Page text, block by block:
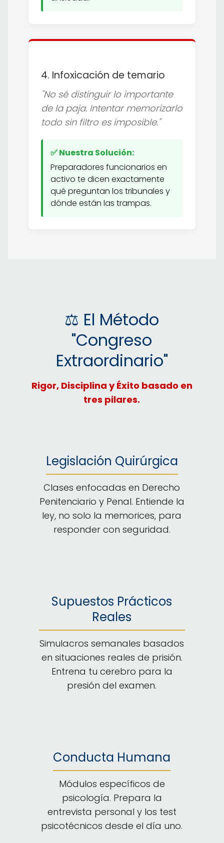
4. Infoxicación de temario
"No sé distinguir lo importante
de la paja. Intentar memorizarlo
todo sin filtro es imposible."
✅ Nuestra Solución:
Preparadores funcionarios en
activo te dicen exactamente
qué preguntan los tribunales y
dónde están las trampas.
⚖️ El Método
"Congreso
Extraordinario"
Rigor, Disciplina y Éxito basado en
tres pilares.
Legislación Quirúrgica
Clases enfocadas en Derecho
Penitenciario y Penal. Entiende la
ley, no solo la memorices, para
responder con seguridad.
Supuestos Prácticos
Reales
Simulacros semanales basados
en situaciones reales de prisión.
Entrena tu cerebro para la
presión del examen.
Conducta Humana
Módulos específicos de
psicología. Prepara la
entrevista personal y los test
psicotécnicos desde el día uno.